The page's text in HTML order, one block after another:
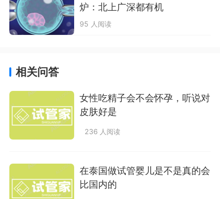
炉：北上广深都有机
95 人阅读
相关问答
女性吃精子会不会怀孕，听说对
皮肤好是
236 人阅读
在泰国做试管婴儿是不是真的会
比国内的